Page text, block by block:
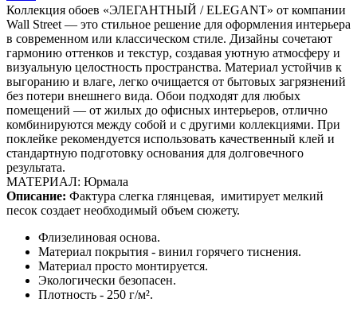
Коллекция обоев «ЭЛЕГАНТНЫЙ / ELEGANT» от компании
Wall Street — это стильное решение для оформления интерьера
в современном или классическом стиле. Дизайны сочетают
гармонию оттенков и текстур, создавая уютную атмосферу и
визуальную целостность пространства. Материал устойчив к
выгоранию и влаге, легко очищается от бытовых загрязнений
без потери внешнего вида. Обои подходят для любых
помещений — от жилых до офисных интерьеров, отлично
комбинируются между собой и с другими коллекциями. При
поклейке рекомендуется использовать качественный клей и
стандартную подготовку основания для долговечного
результата.
МАТЕРИАЛ: Юрмала
Описание: Фактура слегка глянцевая, имитирует мелкий
песок создает необходимый объем сюжету.
Флизелиновая основа.
Материал покрытия - винил горячего тиснения.
Материал просто монтируется.
Экологически безопасен.
Плотность - 250 г/м².